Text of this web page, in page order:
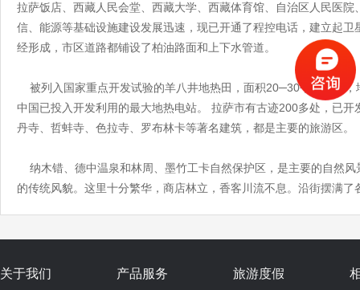
拉萨饭店、西藏人民会堂、西藏大学、西藏体育馆、自治区人民医
信、能源等基础设施建设发展迅速，现已开通了程控电话，建立起
经形成，市区道路都铺设了柏油路面和上下水管道。
被列入国家重点开发试验的羊八井地热田，面积20─30平方公里
中国已投入开发利用的最大地热电站。 拉萨市有古迹200多处，已
丹寺、哲蚌寺、色拉寺、罗布林卡等著名建筑，都是主要的旅游区。
纳木错、德中温泉和林周、墨竹工卡自然保护区，是主要的自然
的传统风貌。这里十分繁华，商店林立，香客川流不息。沿街摆满
关于我们 产品服务 旅游度假